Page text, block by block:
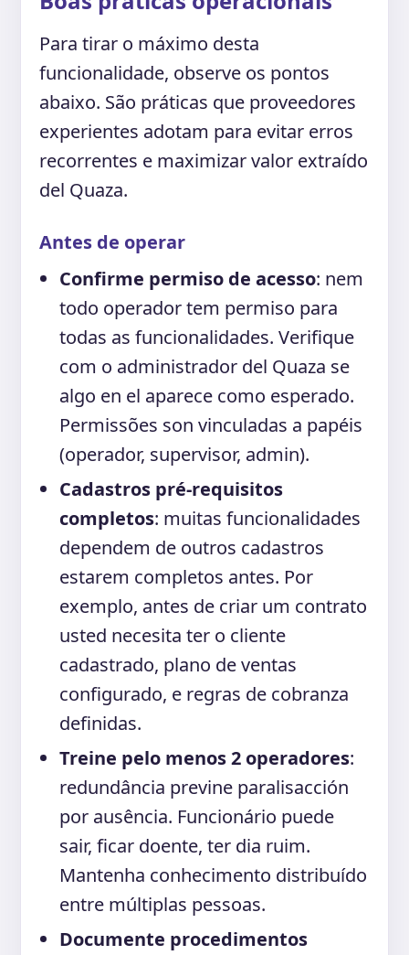
Para tirar o máximo desta
funcionalidade, observe os pontos
abaixo. São práticas que proveedores
experientes adotam para evitar erros
recorrentes e maximizar valor extraído
del Quaza.
Antes de operar
Confirme permiso de acesso: nem
todo operador tem permiso para
todas as funcionalidades. Verifique
com o administrador del Quaza se
algo en el aparece como esperado.
Permissões son vinculadas a papéis
(operador, supervisor, admin).
Cadastros pré-requisitos
completos: muitas funcionalidades
dependem de outros cadastros
estarem completos antes. Por
exemplo, antes de criar um contrato
usted necesita ter o cliente
cadastrado, plano de ventas
configurado, e regras de cobranza
definidas.
Treine pelo menos 2 operadores:
redundância previne paralisacción
por ausência. Funcionário puede
sair, ficar doente, ter dia ruim.
Mantenha conhecimento distribuído
entre múltiplas pessoas.
Documente procedimentos